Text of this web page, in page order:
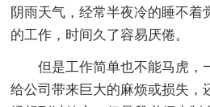
阴雨天气，经常半夜冷的睡不着
的工作，时间久了容易厌倦。
但是工作简单也不能马虎，
给公司带来巨大的麻烦或损失，